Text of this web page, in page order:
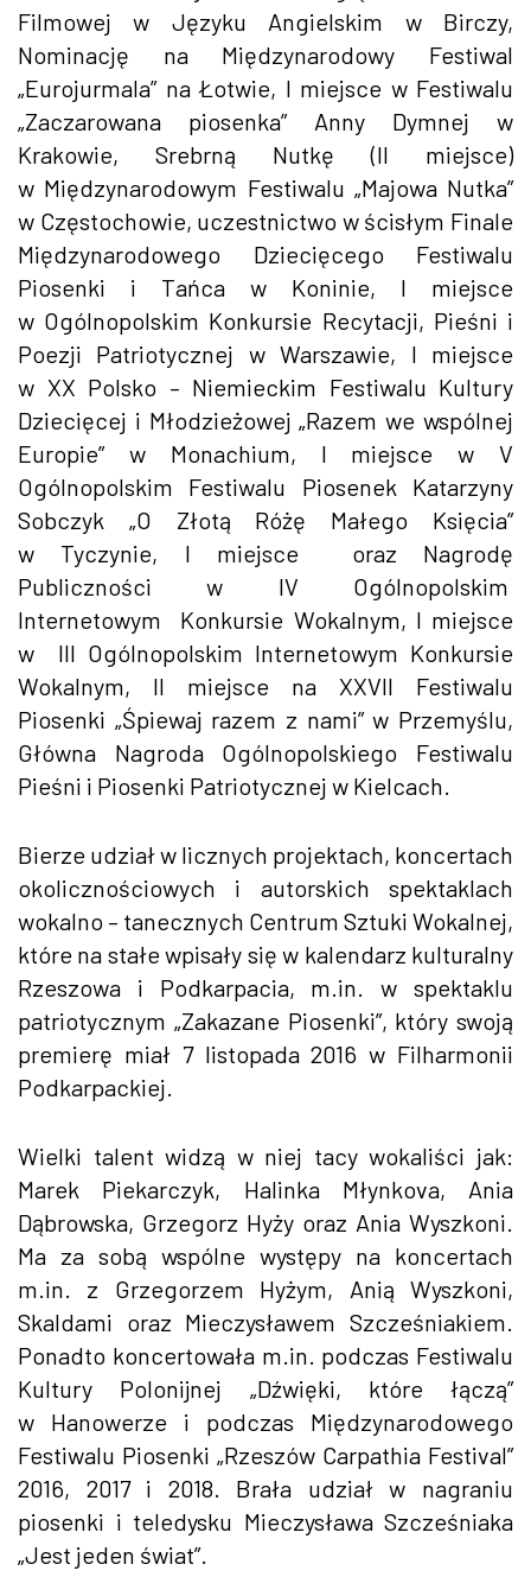
Filmowej w Języku Angielskim w Birczy,
Nominację na Międzynarodowy Festiwal
„Eurojurmala” na Łotwie, I miejsce w Festiwalu
„Zaczarowana piosenka” Anny Dymnej w
Krakowie, Srebrną Nutkę (II miejsce)
w Międzynarodowym Festiwalu „Majowa Nutka”
w Częstochowie, uczestnictwo w ścisłym Finale
Międzynarodowego Dziecięcego Festiwalu
Piosenki i Tańca w Koninie, I miejsce
w Ogólnopolskim Konkursie Recytacji, Pieśni i
Poezji Patriotycznej w Warszawie, I miejsce
w XX Polsko – Niemieckim Festiwalu Kultury
Dziecięcej i Młodzieżowej „Razem we wspólnej
Europie” w Monachium, I miejsce w V
Ogólnopolskim Festiwalu Piosenek Katarzyny
Sobczyk „O Złotą Różę Małego Księcia”
w Tyczynie, I miejsce oraz Nagrodę
Publiczności w IV Ogólnopolskim
Internetowym Konkursie Wokalnym, I miejsce
w III Ogólnopolskim Internetowym Konkursie
Wokalnym, II miejsce na XXVII Festiwalu
Piosenki „Śpiewaj razem z nami” w Przemyślu,
Główna Nagroda Ogólnopolskiego Festiwalu
Pieśni i Piosenki Patriotycznej w Kielcach.
Bierze udział w licznych projektach, koncertach
okolicznościowych i autorskich spektaklach
wokalno – tanecznych Centrum Sztuki Wokalnej,
które na stałe wpisały się w kalendarz kulturalny
Rzeszowa i Podkarpacia, m.in. w spektaklu
patriotycznym „Zakazane Piosenki”, który swoją
premierę miał 7 listopada 2016 w Filharmonii
Podkarpackiej.
Wielki talent widzą w niej tacy wokaliści jak:
Marek Piekarczyk, Halinka Młynkova, Ania
Dąbrowska, Grzegorz Hyży oraz Ania Wyszkoni.
Ma za sobą wspólne występy na koncertach
m.in. z Grzegorzem Hyżym, Anią Wyszkoni,
Skaldami oraz Mieczysławem Szcześniakiem.
Ponadto koncertowała m.in. podczas Festiwalu
Kultury Polonijnej „Dźwięki, które łączą”
w Hanowerze i podczas Międzynarodowego
Festiwalu Piosenki „Rzeszów Carpathia Festival”
2016, 2017 i 2018. Brała udział w nagraniu
piosenki i teledysku Mieczysława Szcześniaka
„Jest jeden świat”.